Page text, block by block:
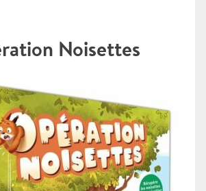
Noisettes